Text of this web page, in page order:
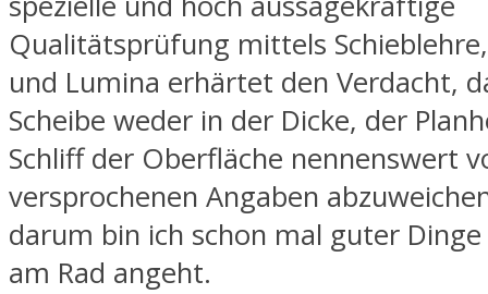
Qualitätsprüfung mittels
und Lumina erhärtet den Verdacht,
Scheibe weder in der Dicke, der
Schliff der Oberfläche nennenswert
versprochenen Angaben
darum bin ich schon mal guter
am Rad angeht.